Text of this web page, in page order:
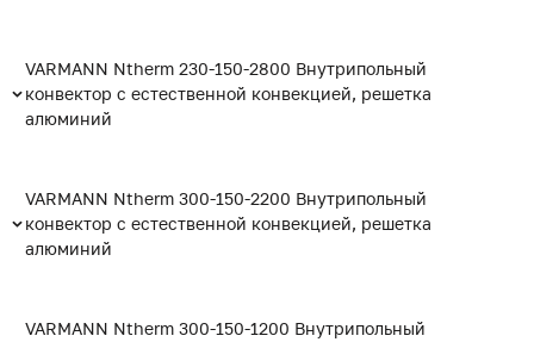
VARMANN Ntherm 230-150-2800 Внутрипольный
конвектор с естественной конвекцией, решетка
алюминий
VARMANN Ntherm 300-150-2200 Внутрипольный
конвектор с естественной конвекцией, решетка
алюминий
VARMANN Ntherm 300-150-1200 Внутрипольный